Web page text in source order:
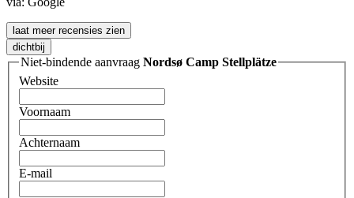
laat meer recensies zien
dichtbij
Niet-bindende aanvraag Nordsø Camp Stellplätze
Website
Voornaam
Achternaam
E-mail